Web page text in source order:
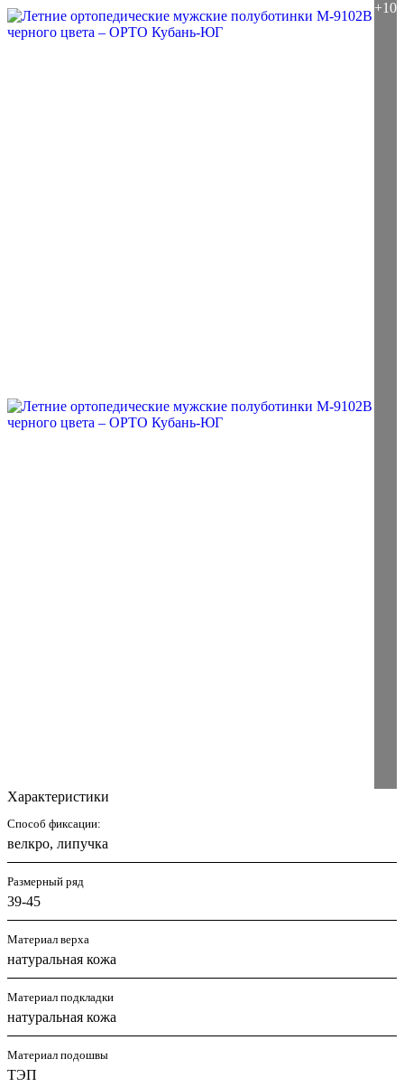
Характеристики
Способ фиксации:
велкро, липучка
Размерный ряд
39-45
Материал верха
натуральная кожа
Материал подкладки
натуральная кожа
Материал подошвы
ТЭП